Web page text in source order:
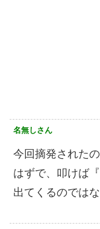
名無しさん
今回摘発された
はずで、叩けば
出てくるのでは